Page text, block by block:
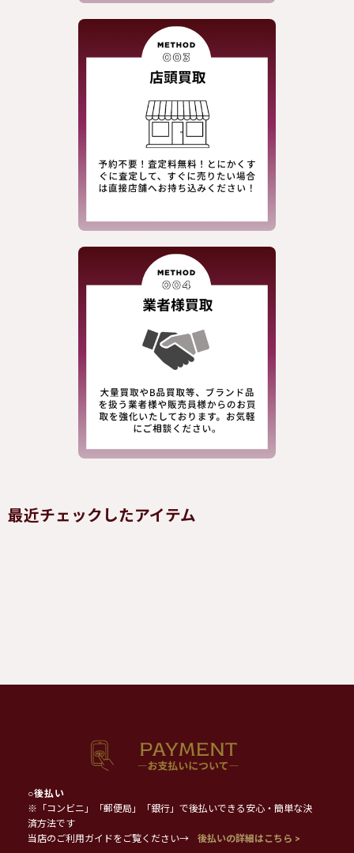
最近チェックしたアイテム
○後払い
※「コンビニ」「郵便局」「銀行」で後払いできる安心・簡単な決
済方法です
当店のご利用ガイドをご覧ください→
後払いの詳細はこちら >